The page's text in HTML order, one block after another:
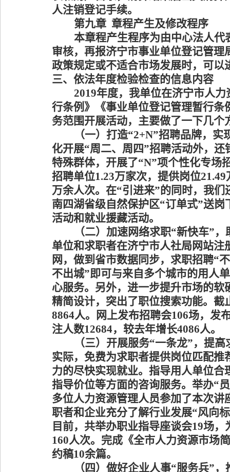
人注销登记手续。
第九章 章程产生及修改程序
本章程产生程序为由中心法人
审核，再报济宁市事业单位登记管
政策规定或不适合市场发展时，可
三、依法年度检验检查的信息内容
2019年度，我单位在济宁市人
行条例》《事业单位登记管理暂行
务范围开展活动，主要做了一下几个
（一） 打造“2+N”招聘品牌，实
化开展“周二、周四”招聘活动外，还
特殊群体， 开展了“N”项个性化专场
招聘单位1.23万家次，提供岗位
万余人次。在“引进来”的同时，我
南四湖省级自然保护区“订单式”送
活动和就业援藏活动。
（二） 加速网络求职“新快车”，
单位和求职者在济宁市人社局网站
网，做到省市数据同步，求职招聘“
不出城”即可与来自多个城市的用人
心服务。另外，进一步提升市场的
精简设计，突出了职位搜索功能。 截
8864人。网上发布招聘会106场，发
注人数12684，较去年增长4086人。
（三） 开展服务“一条龙”，提高
实际，免费为求职者提供岗位匹配
力的尽快实现就业。指导用人单位
指导价位等方面的咨询服务。举办“
多位人力资源管理人员参加了本次
职者和企业充分了解行业发展“风向
目前，共举办职业指导座谈会19场
160人次。完成《全市人力资源市场
约稿10余篇。
（ 四） 做好企业人事“服务兵”，